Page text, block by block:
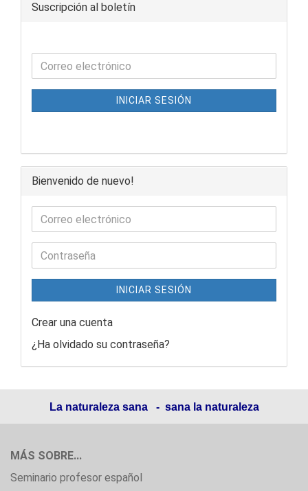
Suscripción al boletín
INICIAR SESIÓN
Bienvenido de nuevo!
INICIAR SESIÓN
Crear una cuenta
¿Ha olvidado su contraseña?
La naturaleza sana - sana la naturaleza
MÁS SOBRE...
Seminario profesor español